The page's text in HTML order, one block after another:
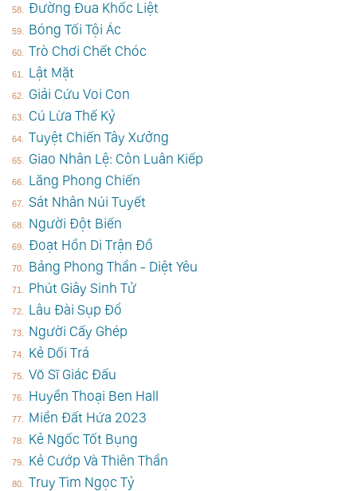
Đường Đua Khốc Liệt
Bóng Tối Tội Ác
Trò Chơi Chết Chóc
Lật Mặt
Giải Cứu Voi Con
Cú Lừa Thế Kỷ
Tuyệt Chiến Tây Xưởng
Giao Nhân Lệ: Côn Luân Kiếp
Lăng Phong Chiến
Sát Nhân Núi Tuyết
Người Đột Biến
Đoạt Hồn Di Trận Đồ
Bảng Phong Thần - Diệt Yêu
Phút Giây Sinh Tử
Lâu Đài Sụp Đổ
Người Cấy Ghép
Kẻ Dối Trá
Võ Sĩ Giác Đấu
Huyền Thoại Ben Hall
Miền Đất Hứa 2023
Kẻ Ngốc Tốt Bụng
Kẻ Cướp Và Thiên Thần
Truy Tìm Ngọc Tỷ